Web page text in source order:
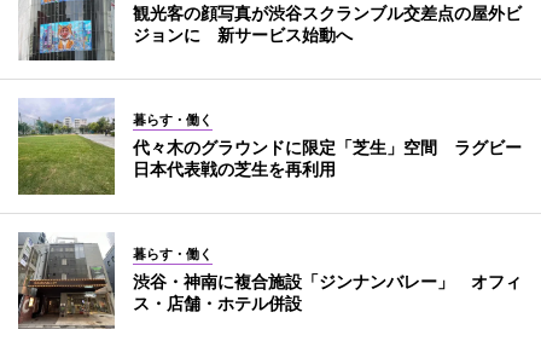
観光客の顔写真が渋谷スクランブル交差点の屋外ビ
ジョンに 新サービス始動へ
暮らす・働く
代々木のグラウンドに限定「芝生」空間 ラグビー
日本代表戦の芝生を再利用
暮らす・働く
渋谷・神南に複合施設「ジンナンバレー」 オフィ
ス・店舗・ホテル併設